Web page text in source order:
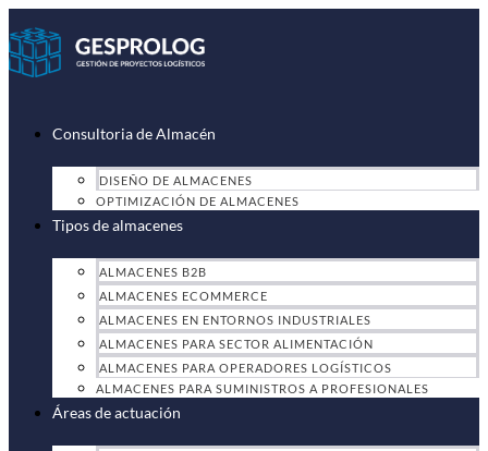
al
contenido
Consultoria de Almacén
DISEÑO DE ALMACENES
OPTIMIZACIÓN DE ALMACENES
Tipos de almacenes
ALMACENES B2B
ALMACENES ECOMMERCE
ALMACENES EN ENTORNOS INDUSTRIALES
ALMACENES PARA SECTOR ALIMENTACIÓN
ALMACENES PARA OPERADORES LOGÍSTICOS
ALMACENES PARA SUMINISTROS A PROFESIONALES
Áreas de actuación